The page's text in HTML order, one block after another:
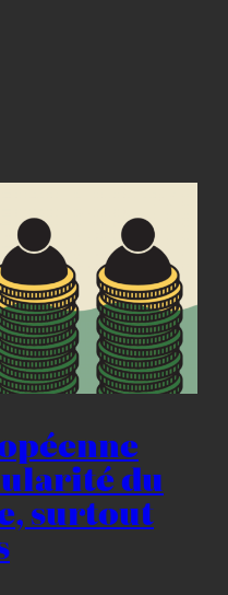
du
surtout